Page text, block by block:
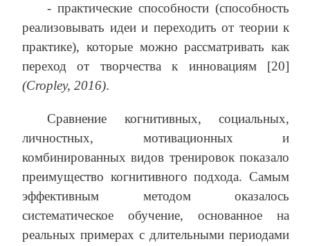
- практические способности (способность
реализовывать идеи и переходить от теории к
практике), которые можно рассматривать как
переход от творчества к инновациям [20]
(Cropley, 2016).
Сравнение когнитивных, социальных,
личностных, мотивационных и
комбинированных видов тренировок показало
преимущество когнитивного подхода. Самым
эффективным методом оказалось
систематическое обучение, основанное на
реальных примерах с длительными периодами